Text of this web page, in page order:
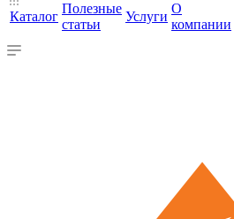
Каталог
Полезные
статьи
Услуги
О
компании